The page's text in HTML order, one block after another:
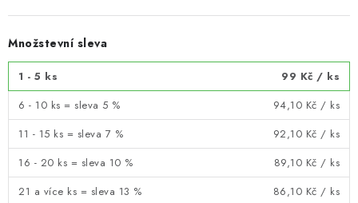
Množstevní sleva
1 - 5 ks 99 Kč / ks
6 - 10 ks = sleva 5 %
94,10 Kč / ks
11 - 15 ks = sleva 7 %
92,10 Kč / ks
16 - 20 ks = sleva 10 %
89,10 Kč / ks
21 a více ks = sleva 13 %
86,10 Kč / ks